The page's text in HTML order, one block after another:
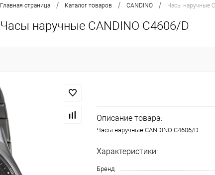
Главная страница / Каталог товаров / CANDINO / Часы наручные
Часы наручные CANDINO C4606/D
Описание товара:
Часы наручные CANDINO C4606/D
Характеристики:
Бренд